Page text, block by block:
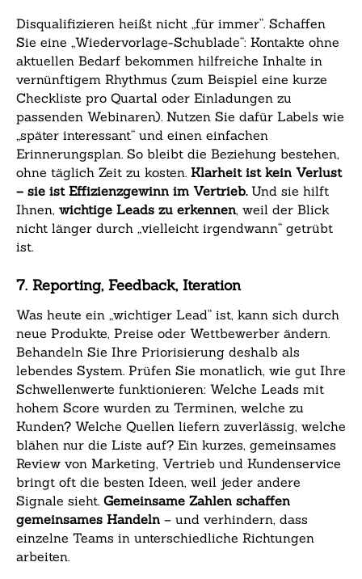
Disqualifizieren heißt nicht „für immer“. Schaffen
Sie eine „Wiedervorlage-Schublade“: Kontakte ohne
aktuellen Bedarf bekommen hilfreiche Inhalte in
vernünftigem Rhythmus (zum Beispiel eine kurze
Checkliste pro Quartal oder Einladungen zu
passenden Webinaren). Nutzen Sie dafür Labels wie
„später interessant“ und einen einfachen
Erinnerungsplan. So bleibt die Beziehung bestehen,
ohne täglich Zeit zu kosten. Klarheit ist kein Verlust
– sie ist Effizienzgewinn im Vertrieb.Und sie hilft
Ihnen, wichtige Leads zu erkennen, weil der Blick
nicht länger durch „vielleicht irgendwann“ getrübt
ist.
7. Reporting, Feedback, Iteration
Was heute ein „wichtiger Lead“ ist, kann sich durch
neue Produkte, Preise oder Wettbewerber ändern.
Behandeln Sie Ihre Priorisierung deshalb als
lebendes System. Prüfen Sie monatlich, wie gut Ihre
Schwellenwerte funktionieren: Welche Leads mit
hohem Score wurden zu Terminen, welche zu
Kunden? Welche Quellen liefern zuverlässig, welche
blähen nur die Liste auf? Ein kurzes, gemeinsames
Review von Marketing, Vertrieb und Kundenservice
bringt oft die besten Ideen, weil jeder andere
Signale sieht. Gemeinsame Zahlen schaffen
gemeinsames Handeln– und verhindern, dass
einzelne Teams in unterschiedliche Richtungen
arbeiten.